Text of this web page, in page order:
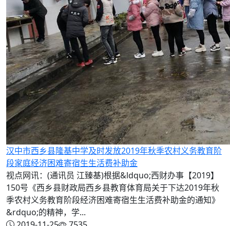
汉中市西乡县隆基中学及时发放2019年秋季农村义务教育阶
段家庭经济困难寄宿生生活费补助金
视点网讯：(通讯员 江臻基)根据&ldquo;西财办事【2019】
150号《西乡县财政局西乡县教育体育局关于下达2019年秋
季农村义务教育阶段经济困难寄宿生生活费补助金的通知》
&rdquo;的精神，学...